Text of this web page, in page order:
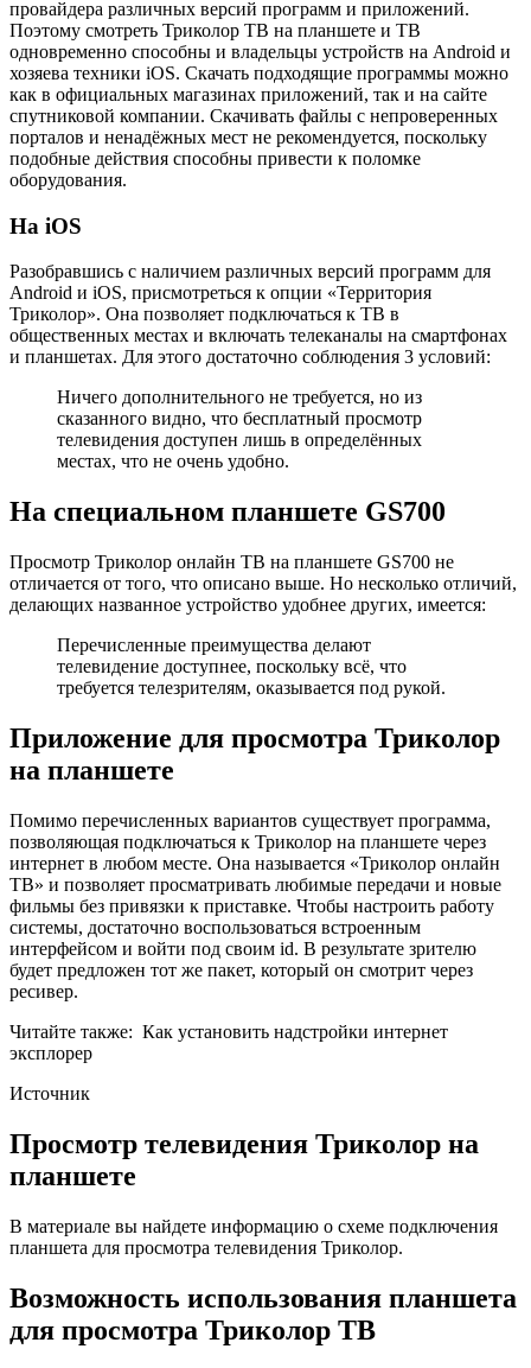
провайдера различных версий программ и приложений.
Поэтому смотреть Триколор ТВ на планшете и ТВ
одновременно способны и владельцы устройств на Android и
хозяева техники iOS. Скачать подходящие программы можно
как в официальных магазинах приложений, так и на сайте
спутниковой компании. Скачивать файлы с непроверенных
порталов и ненадёжных мест не рекомендуется, поскольку
подобные действия способны привести к поломке
оборудования.
На iOS
Разобравшись с наличием различных версий программ для
Android и iOS, присмотреться к опции «Территория
Триколор». Она позволяет подключаться к ТВ в
общественных местах и включать телеканалы на смартфонах
и планшетах. Для этого достаточно соблюдения 3 условий:
Ничего дополнительного не требуется, но из
сказанного видно, что бесплатный просмотр
телевидения доступен лишь в определённых
местах, что не очень удобно.
На специальном планшете GS700
Просмотр Триколор онлайн ТВ на планшете GS700 не
отличается от того, что описано выше. Но несколько отличий,
делающих названное устройство удобнее других, имеется:
Перечисленные преимущества делают
телевидение доступнее, поскольку всё, что
требуется телезрителям, оказывается под рукой.
Приложение для просмотра Триколор
на планшете
Помимо перечисленных вариантов существует программа,
позволяющая подключаться к Триколор на планшете через
интернет в любом месте. Она называется «Триколор онлайн
ТВ» и позволяет просматривать любимые передачи и новые
фильмы без привязки к приставке. Чтобы настроить работу
системы, достаточно воспользоваться встроенным
интерфейсом и войти под своим id. В результате зрителю
будет предложен тот же пакет, который он смотрит через
ресивер.
Читайте также: Как установить надстройки интернет
эксплорер
Источник
Просмотр телевидения Триколор на
планшете
В материале вы найдете информацию о схеме подключения
планшета для просмотра телевидения Триколор.
Возможность использования планшета
для просмотра Триколор ТВ